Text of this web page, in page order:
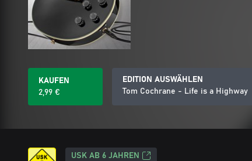
KAUFEN
2,99 €
EDITION AUSWÄHLEN
Tom Cochrane - Life is a Highway
USK AB 6 JAHREN